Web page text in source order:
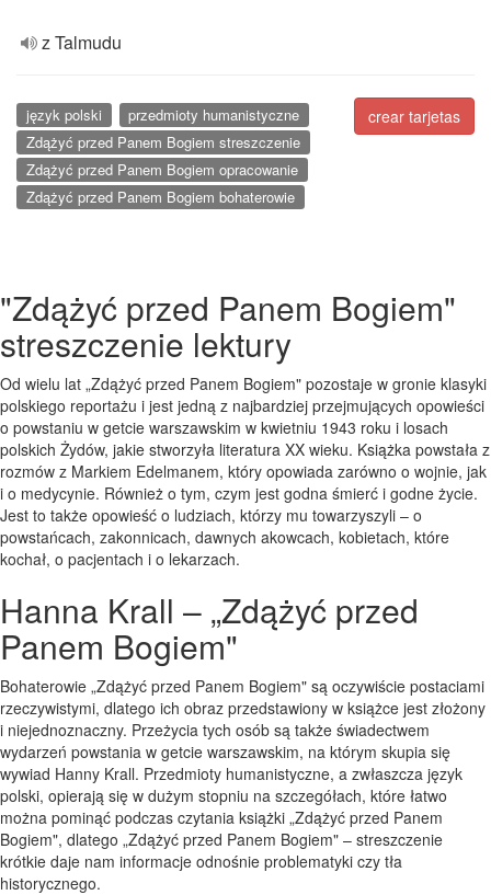
z Talmudu
crear tarjetas
język polski
przedmioty humanistyczne
Zdążyć przed Panem Bogiem streszczenie
Zdążyć przed Panem Bogiem opracowanie
Zdążyć przed Panem Bogiem bohaterowie
"Zdążyć przed Panem Bogiem"
streszczenie lektury
Od wielu lat „Zdążyć przed Panem Bogiem" pozostaje w gronie klasyki
polskiego reportażu i jest jedną z najbardziej przejmujących opowieści
o powstaniu w getcie warszawskim w kwietniu 1943 roku i losach
polskich Żydów, jakie stworzyła literatura XX wieku. Książka powstała z
rozmów z Markiem Edelmanem, który opowiada zarówno o wojnie, jak
i o medycynie. Również o tym, czym jest godna śmierć i godne życie.
Jest to także opowieść o ludziach, którzy mu towarzyszyli – o
powstańcach, zakonnicach, dawnych akowcach, kobietach, które
kochał, o pacjentach i o lekarzach.
Hanna Krall – „Zdążyć przed
Panem Bogiem"
Bohaterowie „Zdążyć przed Panem Bogiem" są oczywiście postaciami
rzeczywistymi, dlatego ich obraz przedstawiony w książce jest złożony
i niejednoznaczny. Przeżycia tych osób są także świadectwem
wydarzeń powstania w getcie warszawskim, na którym skupia się
wywiad Hanny Krall. Przedmioty humanistyczne, a zwłaszcza język
polski, opierają się w dużym stopniu na szczegółach, które łatwo
można pominąć podczas czytania książki „Zdążyć przed Panem
Bogiem", dlatego „Zdążyć przed Panem Bogiem" – streszczenie
krótkie daje nam informacje odnośnie problematyki czy tła
historycznego.